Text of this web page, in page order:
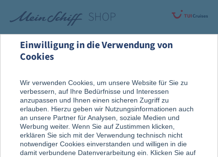
Rund um die Kreuzfahrt
Nach der Reise
Erinnerungsstücke
Einwilligung in die Verwendung von
Cookies
Wir verwenden Cookies, um unsere Website für Sie zu
verbessern, auf Ihre Bedürfnisse und Interessen
anzupassen und Ihnen einen sicheren Zugriff zu
erlauben. Hierzu geben wir Nutzungsinformationen auch
an unsere Partner für Analysen, soziale Medien und
Werbung weiter. Wenn Sie auf Zustimmen klicken,
erklären Sie sich mit der Verwendung technisch nicht
notwendiger Cookies einverstanden und willigen in die
damit verbundene Datenverarbeitung ein. Klicken Sie auf